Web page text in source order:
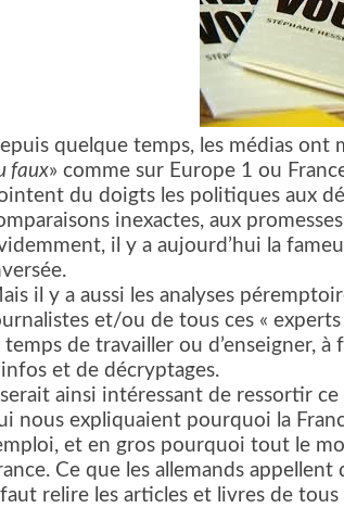
quelque temps, les médias ont
faux» comme sur Europe 1 ou
du doigts les politiques aux
inexactes, aux
il y a aujourd’hui la
il y a aussi les analyses
et/ou de tous ces «
temps de travailler ou d’enseigner,
et de décryptages.
serait ainsi intéressant de ressortir
nous expliquaient pourquoi la
et en gros pourquoi tout le
Ce que les allemands
faut relire les articles et livres de